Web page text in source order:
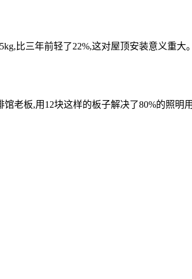
比三年前轻了22%,这对屋顶安装意义重大
老板,用12块这样的板子解决了80%的照明